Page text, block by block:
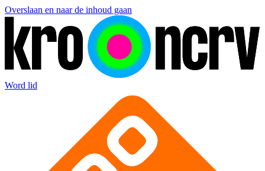
Overslaan en naar de inhoud gaan
Word lid